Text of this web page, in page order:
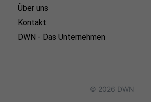
Über uns
Kontakt
DWN - Das Unternehmen
© 2026 DWN